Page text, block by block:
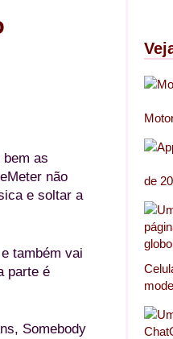
as
não
e soltar a
também vai
parte é
Somebody
de